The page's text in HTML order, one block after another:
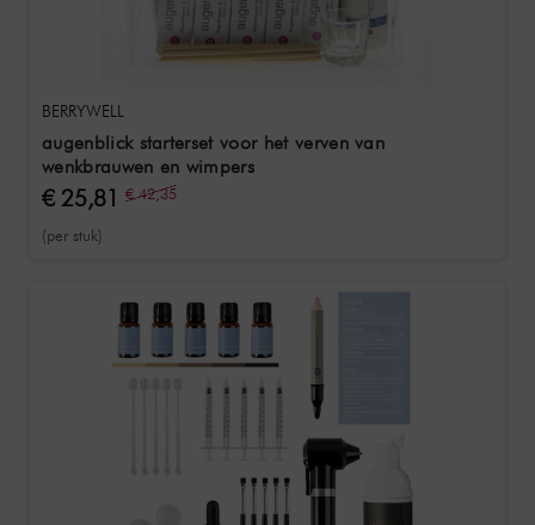
BERRYWELL
augenblick starterset voor het verven van
wenkbrauwen en wimpers
€ 25,81 € 42,35
(per stuk)